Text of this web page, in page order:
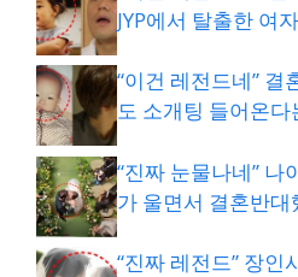
JYP에서 탈출한 여
“이건 레전드네” 결
도 소개팅 들어온
“진짜 눈물나네” 나
가 울면서 결혼반
“진짜 레전드” 장인